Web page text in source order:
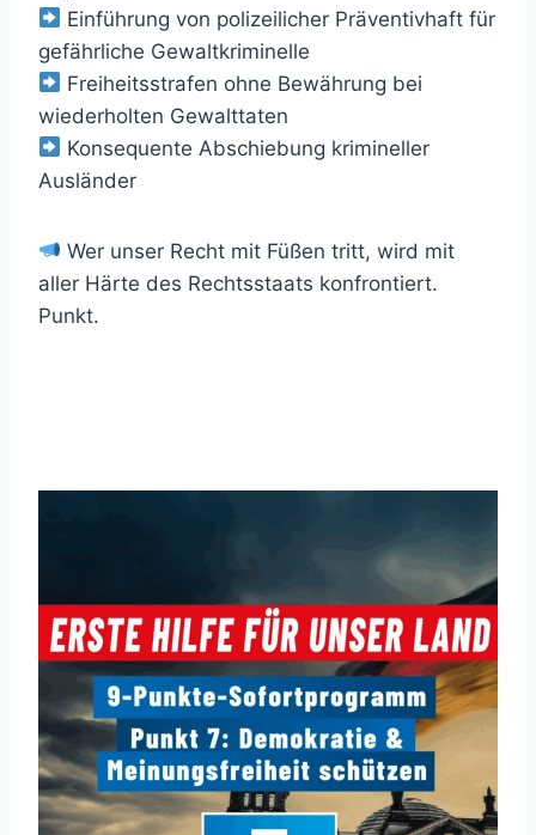
Einführung von polizeilicher Präventivhaft für
gefährliche Gewaltkriminelle
Freiheitsstrafen ohne Bewährung bei
wiederholten Gewalttaten
Konsequente Abschiebung krimineller
Ausländer
Wer unser Recht mit Füßen tritt, wird mit
aller Härte des Rechtsstaats konfrontiert.
Punkt.